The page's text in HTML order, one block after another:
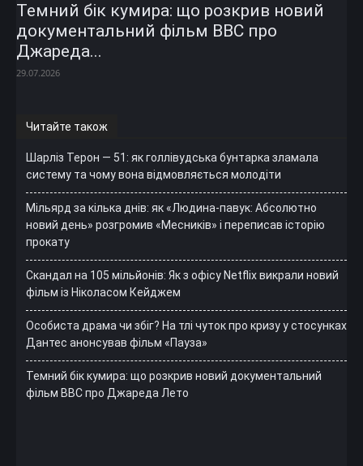
Темний бік кумира: що розкрив новий
документальний фільм ВВС про
Джареда...
29.07.2026
Читайте також
Шарліз Терон — 51: як голлівудська бунтарка зламала
систему та чому вона відмовляється молодіти
Мільярд за кілька днів: як «Людина-павук: Абсолютно
новий день» розгромив «Месників» і переписав історію
прокату
Скандал на 105 мільйонів: Як з офісу Netflix викрали новий
фільм із Ніколасом Кейджем
Особиста драма чи збіг? На тлі чуток про кризу у стосунках
Дантес анонсував фільм «Пауза»
Темний бік кумира: що розкрив новий документальний
фільм ВВС про Джареда Лето